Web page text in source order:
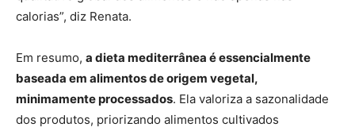
calorias”, diz Renata.
Em resumo, a dieta mediterrânea é essencialmente
baseada em alimentos de origem vegetal,
minimamente processados. Ela valoriza a sazonalidade
dos produtos, priorizando alimentos cultivados